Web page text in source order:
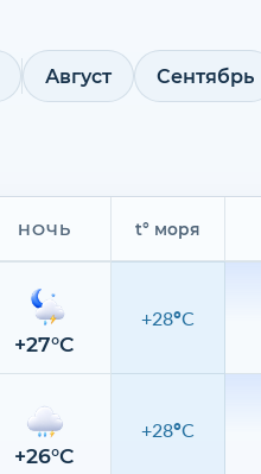
Август Сентябрь
НОЧЬ t° моря
+27°C
+28°C
+26°C
+28°C